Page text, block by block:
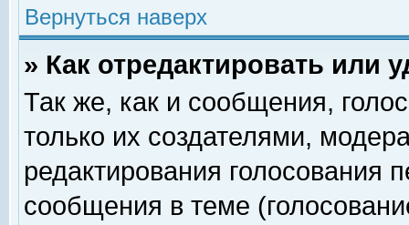
Вернуться наверх
» Как отредактировать или
Так же, как и сообщения,
только их создателями,
редактирования голосования
сообщения в теме